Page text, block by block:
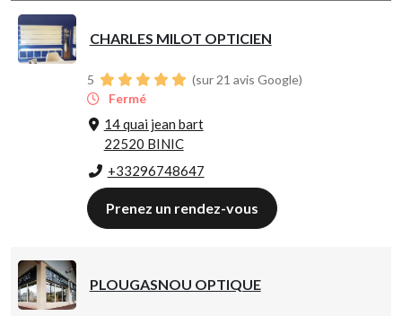
CHARLES MILOT OPTICIEN
5
(sur 21 avis Google)
Fermé
14 quai jean bart
22520 BINIC
+33296748647
Prenez un rendez-vous
PLOUGASNOU OPTIQUE